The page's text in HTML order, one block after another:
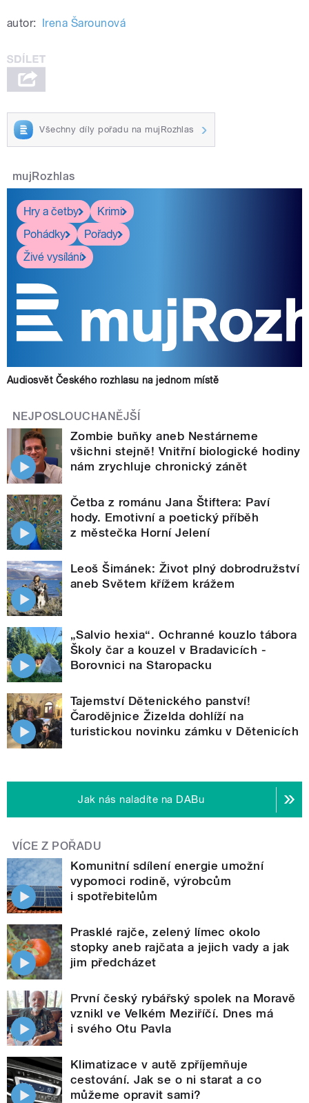
autor: Irena Šarounová
Všechny díly pořadu na mujRozhlas
mujRozhlas
Hry a četby
Krimi
Pohádky
Pořady
Živé vysílání
Audiosvět Českého rozhlasu na jednom místě
NEJPOSLOUCHANĚJŠÍ
Zombie buňky aneb Nestárneme
všichni stejně! Vnitřní biologické hodiny
nám zrychluje chronický zánět
Četba z románu Jana Štiftera: Paví
hody. Emotivní a poetický příběh
z městečka Horní Jelení
Leoš Šimánek: Život plný dobrodružství
aneb Světem křížem krážem
„Salvio hexia“. Ochranné kouzlo tábora
Školy čar a kouzel v Bradavicích -
Borovnici na Staropacku
Tajemství Dětenického panství!
Čarodějnice Žizelda dohlíží na
turistickou novinku zámku v Dětenicích
Jak nás naladíte na DABu
VÍCE Z POŘADU
Komunitní sdílení energie umožní
vypomoci rodině, výrobcům
i spotřebitelům
Prasklé rajče, zelený límec okolo
stopky aneb rajčata a jejich vady a jak
jim předcházet
První český rybářský spolek na Moravě
vznikl ve Velkém Meziříčí. Dnes má
i svého Otu Pavla
Klimatizace v autě zpříjemňuje
cestování. Jak se o ni starat a co
můžeme opravit sami?